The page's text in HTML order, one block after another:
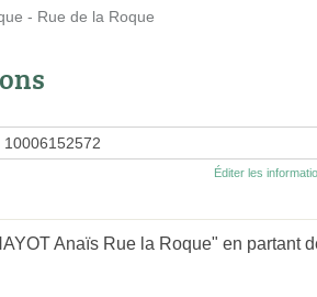
- Rue de la Roque
10006152572
Éditer les
Anaïs Rue la Roque" en partant